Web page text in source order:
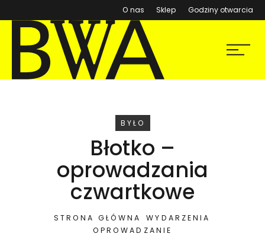
O nas Sklep (otwiera się w nowym
Godziny otwarcia
BWA Wrocław
Galerie Sztuki Współczesnej
Menu
WYDARZENIE
BYŁO
Błotko –
oprowadzania
czwartkowe
STRONA GŁÓWNA
WYDARZENIA
OPROWADZANIE